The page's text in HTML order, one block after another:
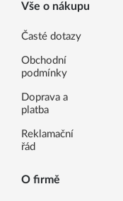
Vše o nákupu
Časté dotazy
Obchodní
podmínky
Doprava a
platba
Reklamační
řád
O firmě